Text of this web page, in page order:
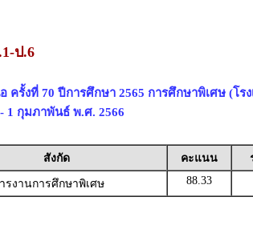
ป.6
รั้งที่ 70 ปีการศึกษา 2565 การศึกษาพิเศษ (โร
1 กุมภาพันธ์ พ.ศ. 2566
สังกัด คะแนน
รงานการศึกษาพิเศษ 88.33